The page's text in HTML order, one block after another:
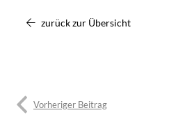
zurück zur Übersicht
Vorheriger Beitrag